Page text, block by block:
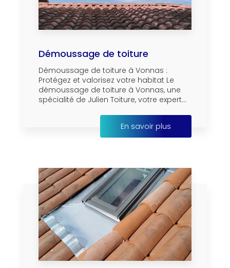
Démoussage de toiture
Démoussage de toiture à Vonnas :
Protégez et valorisez votre habitat Le
démoussage de toiture à Vonnas, une
spécialité de Julien Toiture, votre expert...
En savoir plus